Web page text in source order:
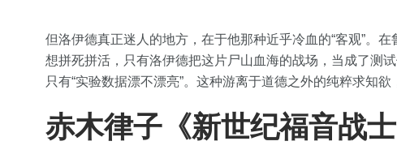
但洛伊德真正迷人的地方，在于他那种近乎冷血的“客观”。
想拼死拼活，只有洛伊德把这片尸山血海的战场，当成了测
只有“实验数据漂不漂亮”。这种游离于道德之外的纯粹求知
赤木律子《新世纪福音战士